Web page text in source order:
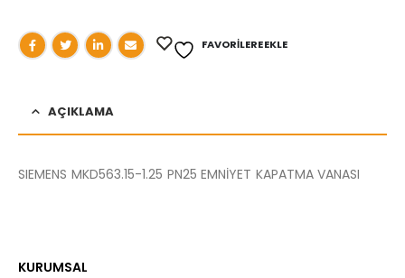
FAVORILERE EKLE
AÇIKLAMA
SIEMENS MKD563.15-1.25 PN25 EMNİYET KAPATMA VANASI
KURUMSAL